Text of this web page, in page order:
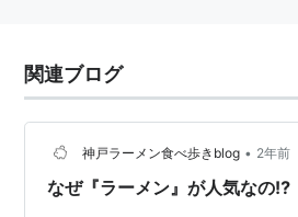
関連ブログ
神戸ラーメン食べ歩きblog • 2年前
なぜ『ラーメン』が人気なの⁉️